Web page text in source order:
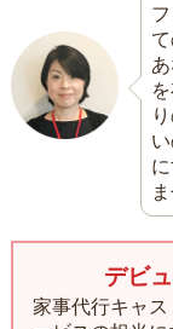
デビ
家事代行キャ